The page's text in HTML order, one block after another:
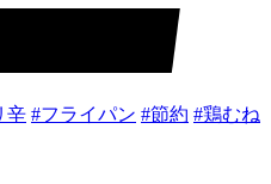
辛 #フライパン #節約 #鶏むね